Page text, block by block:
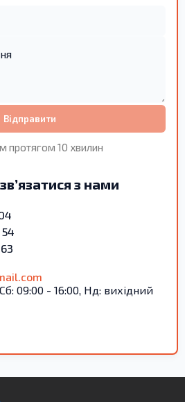
Відправити
протягом 10 хвилин
з нами
09:00 - 16:00, Нд: вихідний